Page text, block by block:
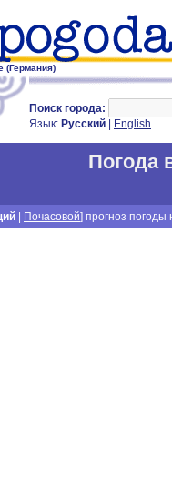
(Германия)
Поиск города:
Язык: Русский English
Погода
Почасовой] прогноз погоды